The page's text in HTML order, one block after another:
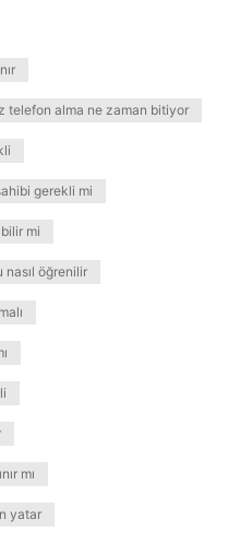
telefon alma ne zaman bitiyor
gerekli mi
mi
öğrenilir
mı
yatar